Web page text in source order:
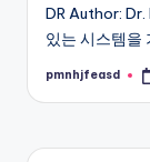
DR Author:
있는 시스템을
Posted
pmnhjfeasd